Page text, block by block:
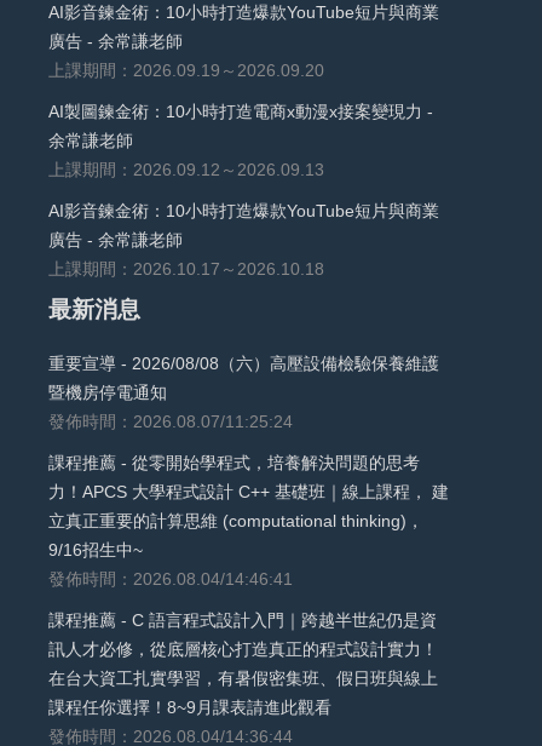
AI影音鍊金術：10小時打造爆款YouTube短片與商業
廣告 - 余常謙老師
上課期間：2026.09.19～2026.09.20
AI製圖鍊金術：10小時打造電商x動漫x接案變現力 -
余常謙老師
上課期間：2026.09.12～2026.09.13
AI影音鍊金術：10小時打造爆款YouTube短片與商業
廣告 - 余常謙老師
上課期間：2026.10.17～2026.10.18
最新消息
重要宣導 - 2026/08/08（六）高壓設備檢驗保養維護
暨機房停電通知
發佈時間：2026.08.07/11:25:24
課程推薦 - 從零開始學程式，培養解決問題的思考
力！APCS 大學程式設計 C++ 基礎班｜線上課程， 建
立真正重要的計算思維 (computational thinking)，
9/16招生中~
發佈時間：2026.08.04/14:46:41
課程推薦 - C 語言程式設計入門｜跨越半世紀仍是資
訊人才必修，從底層核心打造真正的程式設計實力！
在台大資工扎實學習，有暑假密集班、假日班與線上
課程任你選擇！8~9月課表請進此觀看
發佈時間：2026.08.04/14:36:44